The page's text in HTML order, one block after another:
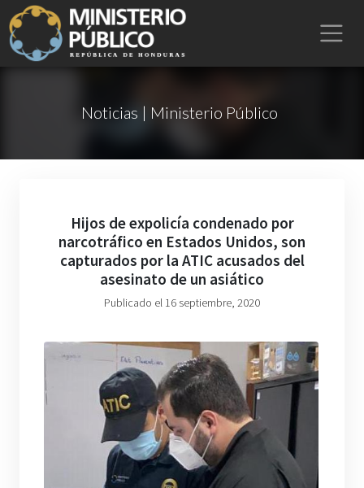
Noticias | Ministerio Público
Hijos de expolicía condenado por
narcotráfico en Estados Unidos, son
capturados por la ATIC acusados del
asesinato de un asiático
Publicado el 16 septiembre, 2020